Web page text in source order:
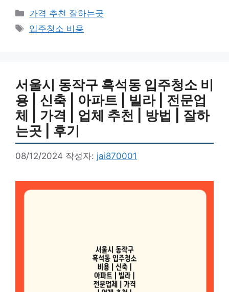
카
테
가격 추천 잘하는곳
태
입주청소 비용
서울시 동작구 흑석동 입주청소 비
용 | 신축 | 아파트 | 빌라 | 전문업
체 | 가격 | 업체 추천 | 방법 | 잘하
는곳 | 후기
08/12/2024 작성자: jai870001